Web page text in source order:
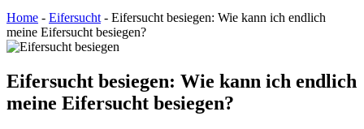
Home - Eifersucht - Eifersucht besiegen: Wie kann ich endlich
meine Eifersucht besiegen?
Eifersucht besiegen: Wie kann ich endlich
meine Eifersucht besiegen?